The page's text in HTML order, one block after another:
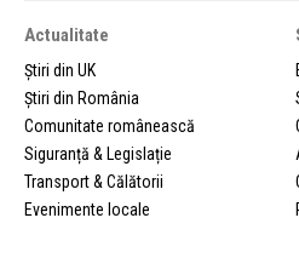
Actualitate
Știri din UK
Știri din România
Comunitate românească
Siguranță & Legislație
Transport & Călătorii
Evenimente locale